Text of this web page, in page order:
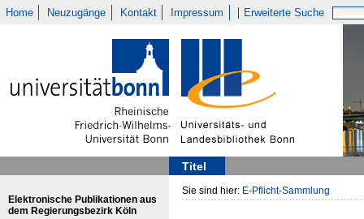
Home Neuzugänge Kontakt Impressum Erweiterte Suche
Titel
Elektronische Publikationen aus
dem Regierungsbezirk Köln
Sie sind hier: E-Pflicht-Sammlung